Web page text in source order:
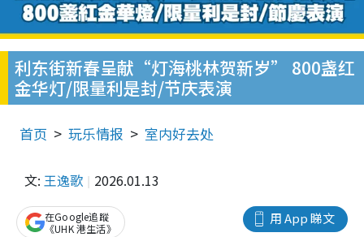
利东街新春呈献“灯海桃林贺新岁” 800盏红
金华灯/限量利是封/节庆表演
首页 玩乐情报 室内好去处
文: 王逸歌 2026.01.13
用 App 睇文
在Google追蹤
《UHK 港生活》